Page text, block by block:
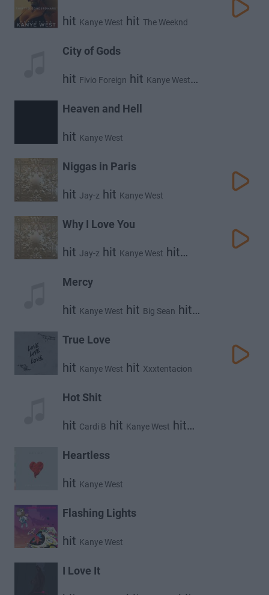
hit Kanye West hit The Weeknd
City of Gods
hit Fivio Foreign hit Kanye West
Heaven and Hell
hit Kanye West
Niggas in Paris
hit Jay-z hit Kanye West
Why I Love You
hit Jay-z hit Kanye West hit
Mercy
hit Kanye West hit Big Sean hit
True Love
hit Kanye West hit Xxxtentacion
Hot Shit
hit Cardi B hit Kanye West hit
Heartless
hit Kanye West
Flashing Lights
hit Kanye West
I Love It